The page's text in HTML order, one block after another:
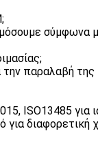
σύμφωνα
παραλαβή της
ISO13485 για
για